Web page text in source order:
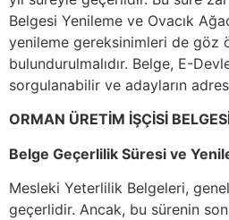
Belgesi Yenileme ve Ovacık
yenileme gereksinimleri de göz
bulundurulmalıdır. Belge, E-
sorgulanabilir ve adayların
ORMAN ÜRETİM İŞÇİSİ
Belge Geçerlilik Süresi ve
Mesleki Yeterlilik Belgeleri,
geçerlidir. Ancak, bu sürenin